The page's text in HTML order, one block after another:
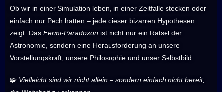
Ob wir in einer Simulation leben, in einer Zeitfalle stecken oder
einfach nur Pech hatten – jede dieser bizarren Hypothesen
zeigt: Das Fermi-Paradoxon ist nicht nur ein Rätsel der
Astronomie, sondern eine Herausforderung an unsere
Vorstellungskraft, unsere Philosophie und unser Selbstbild.
🧩 Vielleicht sind wir nicht allein – sondern einfach nicht bereit,